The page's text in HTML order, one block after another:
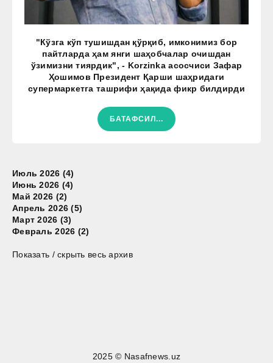
"Кўзга кўп тушишдан қўрқиб, имконимиз бор
пайтларда ҳам янги шаҳобчалар очишдан
ўзимизни тиярдик", - Korzinka асосчиси Зафар
Ҳошимов Президент Қарши шаҳридаги
супермаркетга ташрифи ҳақида фикр билдирди
БАТАФСИЛ...
Июль 2026 (4)
Июнь 2026 (4)
Май 2026 (2)
Апрель 2026 (5)
Март 2026 (3)
Февраль 2026 (2)
Показать / скрыть весь архив
2025 © Nasafnews.uz